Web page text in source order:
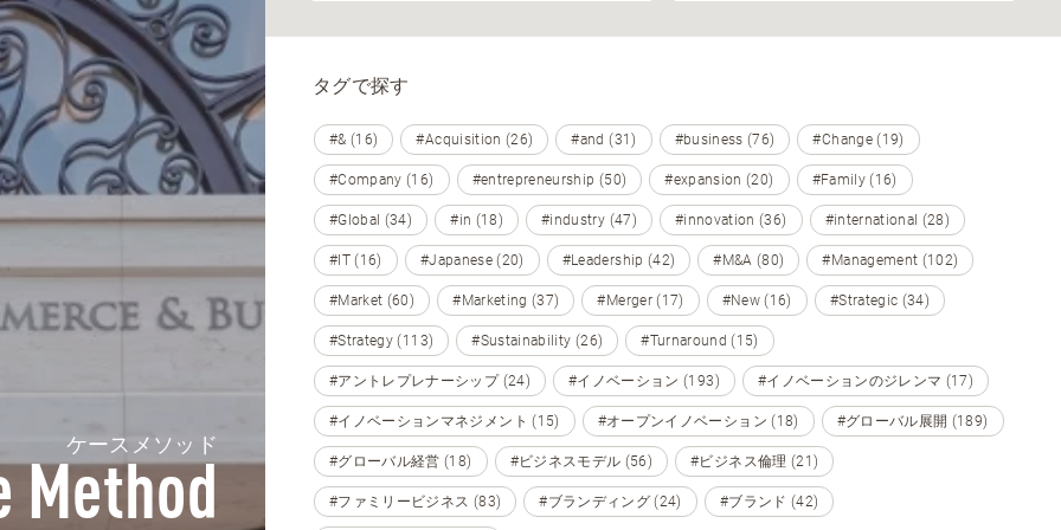
ケースメソッド
Method
タグで探す
#& (16) #Acquisition (26) #and (31) #business (76) #Change (19)
#Company (16) #entrepreneurship (50) #expansion (20) #Family (16)
#Global (34) #in (18) #industry (47) #innovation (36) #international (28)
#IT (16) #Japanese (20) #Leadership (42) #M&A (80) #Management (102)
#Market (60) #Marketing (37) #Merger (17) #New (16) #Strategic (34)
#Strategy (113) #Sustainability (26) #Turnaround (15)
#アントレプレナーシップ (24) #イノベーション (193) #イノベーションのジレンマ (17)
#イノベーションマネジメント (15) #オープンイノベーション (18) #グローバル展開 (189)
#グローバル経営 (18) #ビジネスモデル (56) #ビジネス倫理 (21)
#ファミリービジネス (83) #ブランディング (24) #ブランド (42)